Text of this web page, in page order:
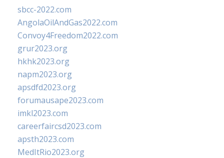
sbcc-2022.com
AngolaOilAndGas2022.com
Convoy4Freedom2022.com
grur2023.org
hkhk2023.org
napm2023.org
apsdfd2023.org
forumausape2023.com
imkl2023.com
careerfaircsd2023.com
apsth2023.com
MedItRio2023.org